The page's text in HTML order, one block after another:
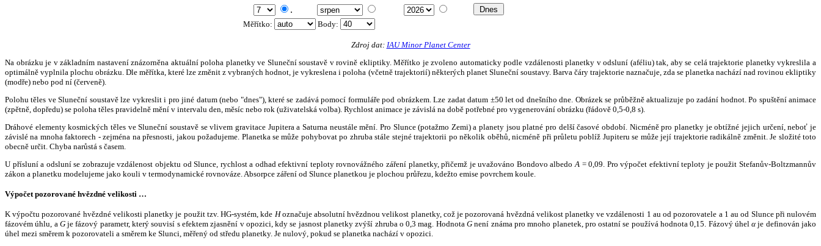
.
Měřítko: Body:
Zdroj dat: IAU Minor Planet Center
Na obrázku je v základním nastavení znázorněna aktuální poloha planetky ve Sluneční soustavě v rovině ekliptiky. Měřítko je zvoleno automaticky podle vzdálenosti planetky v odsluní (aféliu) tak, aby se celá trajektorie planetky vykreslila a
optimálně vyplnila plochu obrázku. Dle měřítka, které lze změnit z vybraných hodnot, je vykreslena i poloha (včetně trajektorií) některých planet Sluneční soustavy. Barva čáry trajektorie naznačuje, zda se planetka nachází nad rovinou ekliptiky
(modře) nebo pod ní (červeně).
Polohu těles ve Sluneční soustavě lze vykreslit i pro jiné datum (nebo "dnes"), které se zadává pomocí formuláře pod obrázkem. Lze zadat datum ±50 let od dnešního dne. Obrázek se průběžně aktualizuje po zadání hodnot. Po spuštění animace
(zpětně, dopředu) se poloha těles pravidelně mění v intervalu den, měsíc nebo rok (uživatelská volba). Rychlost animace je závislá na době potřebné pro vygenerování obrázku (řádově 0,5-0,8 s).
Dráhové elementy kosmických těles ve Sluneční soustavě se vlivem gravitace Jupitera a Saturna neustále mění. Pro Slunce (potažmo Zemi) a planety jsou platné pro delší časové období. Nicméně pro planetky je obtížné jejich určení, neboť je
závislé na mnoha faktorech - zejména na přesnosti, jakou požadujeme. Planetka se může pohybovat po zhruba stále stejné trajektorii po několik oběhů, nicméně při průletu poblíž Jupiteru se může její trajektorie radikálně změnit. Je složité toto
obecně určit. Chyba narůstá s časem.
U přísluní a odsluní se zobrazuje vzdálenost objektu od Slunce, rychlost a odhad efektivní teploty rovnovážného záření planetky, přičemž je uvažováno Bondovo albedo A = 0,09. Pro výpočet efektivní teploty je použit Stefanův-Boltzmannův
zákon a planetku modelujeme jako kouli v termodynamické rovnováze. Absorpce záření od Slunce planetkou je plochou průřezu, kdežto emise povrchem koule.
Výpočet pozorované hvězdné velikosti …
K výpočtu pozorované hvězdné velikosti planetky je použit tzv. HG-systém, kde Hoznačuje absolutní hvězdnou velikost planetky, což je pozorovaná hvězdná velikost planetky ve vzdálenosti 1 au od pozorovatele a 1 au od Slunce při nulovém
fázovém úhlu, a Gje fázový parametr, který souvisí s efektem zjasnění v opozici, kdy se jasnost planetky zvýší zhruba o 0,3 mag. HodnotaG není známa pro mnoho planetek, pro ostatní se používá hodnota 0,15. Fázový úhelα je definován jako
úhel mezi směrem k pozorovateli a směrem ke Slunci, měřený od středu planetky. Je nulový, pokud se planetka nachází v opozici.